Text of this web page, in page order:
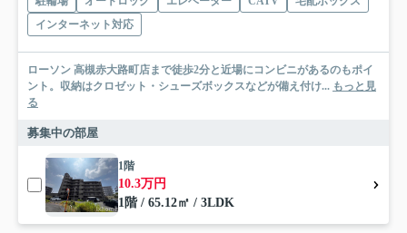
インターネット対応
ローソン 高槻赤大路町店まで徒歩2分と近場にコンビニがあるのもポイ
ント。収納はクロゼット・シューズボックスなどが備え付け... もっと見
る
募集中の部屋
1階
10.3万円
1階 / 65.12㎡ / 3LDK